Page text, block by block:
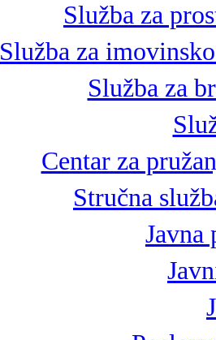
Služba za
Služba za
Služba za
Centar za
Stručna
Javna